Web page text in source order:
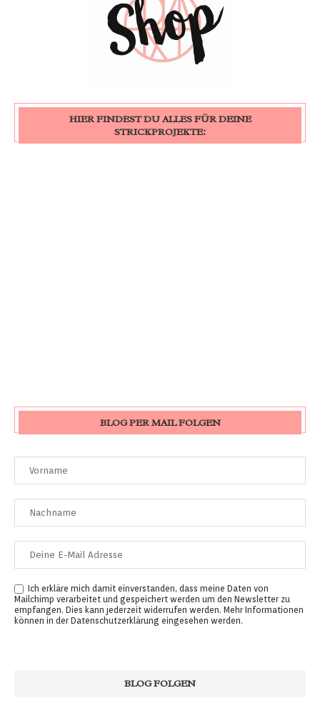
HIER FINDEST DU ALLES FÜR DEINE
STRICKPROJEKTE:
BLOG PER MAIL FOLGEN
Ich erkläre mich damit einverstanden, dass meine Daten von
Mailchimp verarbeitet und gespeichert werden um den Newsletter zu
empfangen. Dies kann jederzeit widerrufen werden. Mehr Informationen
können in der Datenschutzerklärung eingesehen werden.